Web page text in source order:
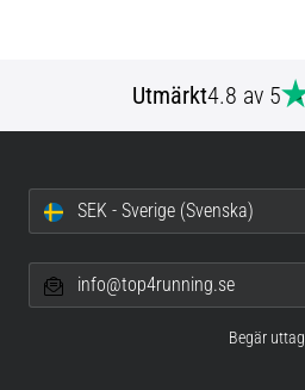
Utmärkt4.8 av 5
SEK - Sverige (Svenska)
info@top4running.se
Begär uttag